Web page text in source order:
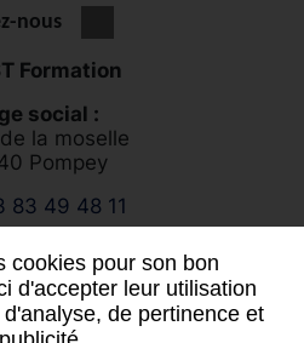
cookies pour son bon
d'accepter leur utilisation
de pertinence et
nous
Formation
social :
la moselle
Pompey
83 49 48 11
projet sur mesure ?
nous